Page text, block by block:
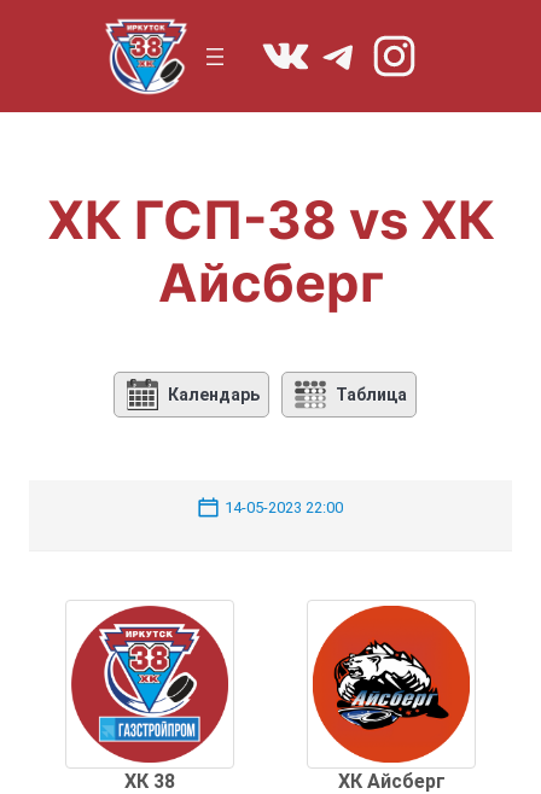
содержимому
https://
Telegram
ХК ГСП-38 vs ХК
Айсберг
Календарь Таблица
14-05-2023 22:00
ХК 38 ХК Айсберг